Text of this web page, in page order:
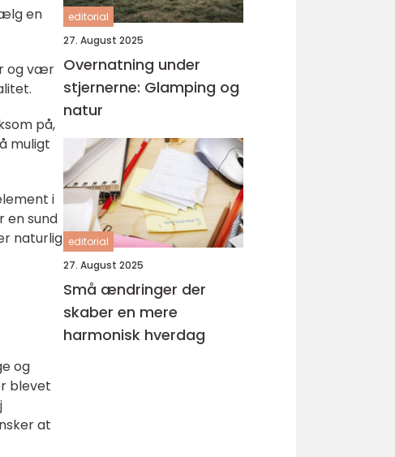
en
og vær
på,
muligt
i
en sund
naturlig
og
blevet
at
editorial
27. August 2025
Overnatning under
stjernerne: Glamping og
natur
editorial
27. August 2025
Små ændringer der
skaber en mere
harmonisk hverdag